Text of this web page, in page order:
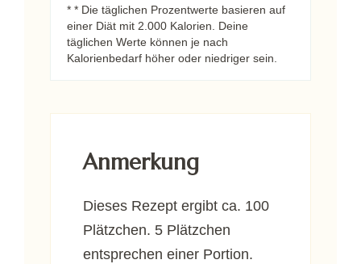
* * Die täglichen Prozentwerte basieren auf
einer Diät mit 2.000 Kalorien. Deine
täglichen Werte können je nach
Kalorienbedarf höher oder niedriger sein.
Anmerkung
Dieses Rezept ergibt ca. 100
Plätzchen. 5 Plätzchen
entsprechen einer Portion.